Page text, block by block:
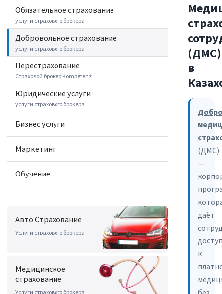
Обязательное страхование
услуги страхового брокера
Добровольное cтрахование
услуги страхового брокера
Перестрахование
Страховой брокер Kompetenz
Юридические услуги
услуги страхового брокера
Бизнес услуги
Маркетинг
Обучение
Авто Страхование
Услуги страхового брокера
Медицинское
страхование
Услуги страхового брокера
(ДМС)
в
(ДМС)
—
даёт
доступ
к
без